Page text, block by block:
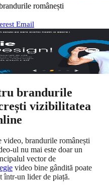
românești
Email
brandurile
vizibilitatea
brandurile românești
ul nu mai este doar un
vector de
video bine gândită poate
într-un lider de piață.